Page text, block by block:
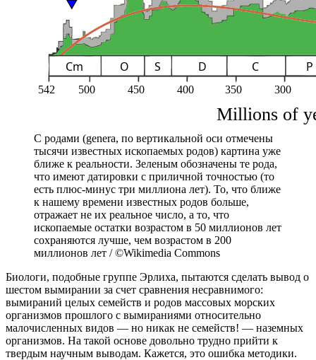
С родами (genera, по вертикальной оси отмечены
тысячи известных ископаемых родов) картина уже
ближе к реальности. Зеленым обозначены те рода,
что имеют датировки с приличной точностью (то
есть плюс-минус три миллиона лет). То, что ближе
к нашему времени известных родов больше,
отражает не их реальное число, а то, что
ископаемые остатки возрастом в 50 миллионов лет
сохраняются лучше, чем возрастом в 200
миллионов лет / ©Wikimedia Commons
Биологи, подобные группе Эрлиха, пытаются сделать вывод о
шестом вымирании за счет сравнения несравнимого:
вымираний целых семейств и родов массовых морских
организмов прошлого с вымираниями относительно
малочисленных видов — но никак не семейств! — наземных
организмов. На такой основе довольно трудно прийти к
твердым научным выводам. Кажется, это ошибка методики.